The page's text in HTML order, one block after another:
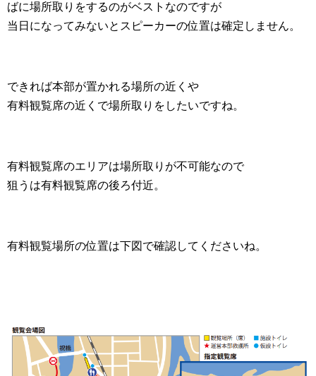
ばに場所取りをするのがベストなのですが
当日になってみないとスピーカーの位置は確定しません。
できれば本部が置かれる場所の近くや
有料観覧席の近くで場所取りをしたいですね。
有料観覧席のエリアは場所取りが不可能なので
狙うは有料観覧席の後ろ付近。
有料観覧場所の位置は下図で確認してくださいね。